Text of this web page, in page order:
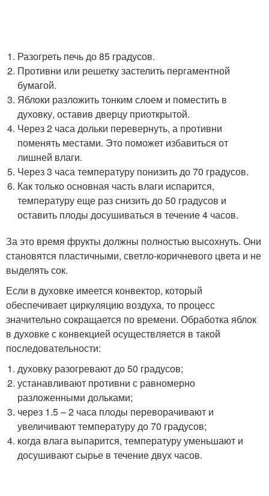
Разогреть печь до 85 градусов.
Противни или решетку застелить пергаментной
бумагой.
Яблоки разложить тонким слоем и поместить в
духовку, оставив дверцу приоткрытой.
Через 2 часа дольки перевернуть, а противни
поменять местами. Это поможет избавиться от
лишней влаги.
Через 3 часа температуру понизить до 70 градусов.
Как только основная часть влаги испарится,
температуру еще раз снизить до 50 градусов и
оставить плоды досушиваться в течение 4 часов.
За это время фрукты должны полностью высохнуть. Они
становятся пластичными, светло-коричневого цвета и не
выделять сок.
Если в духовке имеется конвектор, который
обеспечивает циркуляцию воздуха, то процесс
значительно сокращается по времени. Обработка яблок
в духовке с конвекцией осуществляется в такой
последовательности:
духовку разогревают до 50 градусов;
устанавливают противни с равномерно
разложенными дольками;
через 1.5 – 2 часа плоды переворачивают и
увеличивают температуру до 70 градусов;
когда влага выпарится, температуру уменьшают и
досушивают сырье в течение двух часов.